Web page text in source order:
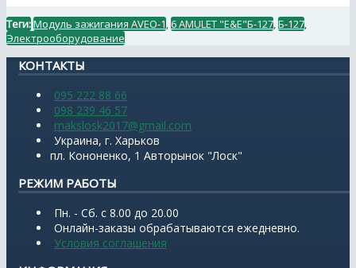
Теги:Модуль зажигания AVEO-1 6 AMULET "E&E"Б-127 Б-127
Электрооборудование
КОНТАКТЫ
095 222 88 66
098 239 46 57
makslosk2017@gmail.com
Украина, г. Харьков
пл. Кононенко, 1 Авторынок "Лоск"
РЕЖИМ РАБОТЫ
Пн. - Сб. с 8.00 до 20.00
Онлайн-заказы обрабатываются ежедневно.
Условия соглашения